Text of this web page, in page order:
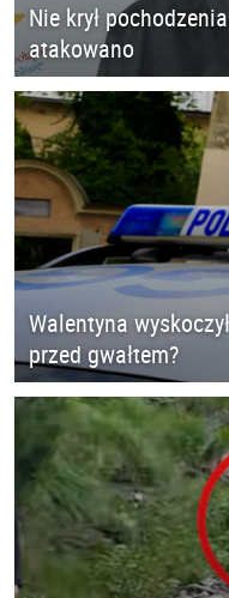
Nie krył
atakowano
Walentyna
przed gwałtem?